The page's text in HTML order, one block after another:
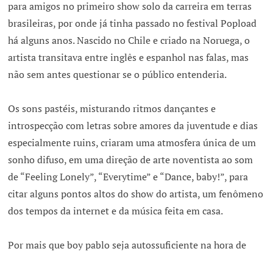
para amigos no primeiro show solo da carreira em terras
brasileiras, por onde já tinha passado no festival Popload
há alguns anos. Nascido no Chile e criado na Noruega, o
artista transitava entre inglês e espanhol nas falas, mas
não sem antes questionar se o público entenderia.
Os sons pastéis, misturando ritmos dançantes e
introspecção com letras sobre amores da juventude e dias
especialmente ruins, criaram uma atmosfera única de um
sonho difuso, em uma direção de arte noventista ao som
de “Feeling Lonely”, “Everytime” e “Dance, baby!”, para
citar alguns pontos altos do show do artista, um fenômeno
dos tempos da internet e da música feita em casa.
Por mais que boy pablo seja autossuficiente na hora de